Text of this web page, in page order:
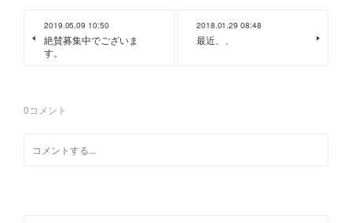
2019.05.09 10:50
絶賛募集中でございま
す。
2018.01.29 08:48
最近、、
0コメント